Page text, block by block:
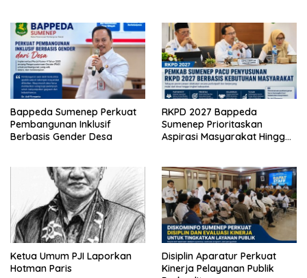
Bappeda Sumenep Perkuat
Pembangunan Inklusif
Berbasis Gender Desa
RKPD 2027 Bappeda
Sumenep Prioritaskan
Aspirasi Masyarakat Hingga
Ketua Umum PJI Laporkan
Hotman Paris
Disiplin Aparatur Perkuat
Kinerja Pelayanan Publik